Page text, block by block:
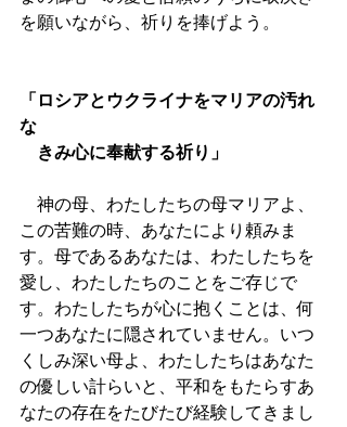
を願いながら、祈りを捧げよう。
「ロシアとウクライナをマリアの汚れ
な
きみ心に奉献する祈り」
神の母、わたしたちの母マリアよ、
この苦難の時、あなたにより頼みま
す。母であるあなたは、わたしたちを
愛し、わたしたちのことをご存じで
す。わたしたちが心に抱くことは、何
一つあなたに隠されていません。いつ
くしみ深い母よ、わたしたちはあなた
の優しい計らいと、平和をもたらすあ
なたの存在をたびたび経験してきまし